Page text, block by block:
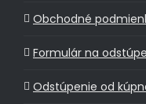
Obchodné
Formulár na
Odstúpenie od